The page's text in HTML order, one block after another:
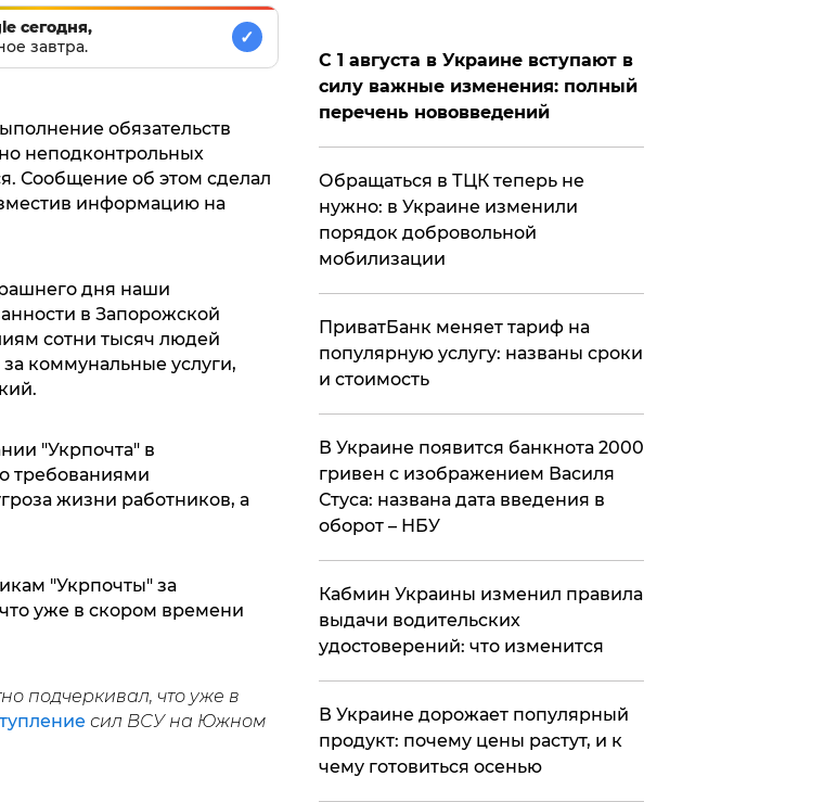
сегодня,
завтра.
✓
обязательств
неподконтрольных
Сообщение об этом сделал
информацию на
дня наши
в Запорожской
сотни тысяч людей
коммунальные услуги,
"Укрпочта" в
требованиями
жизни работников, а
"Укрпочты" за
уже в скором времени
подчеркивал, что уже в
сил ВСУ на Южном
С 1 августа в Украине вступают в
силу важные изменения: полный
перечень нововведений
Обращаться в ТЦК теперь не
нужно: в Украине изменили
порядок добровольной
мобилизации
ПриватБанк меняет тариф на
популярную услугу: названы сроки
и стоимость
В Украине появится банкнота 2000
гривен с изображением Василя
Стуса: названа дата введения в
оборот – НБУ
Кабмин Украины изменил правила
выдачи водительских
удостоверений: что изменится
В Украине дорожает популярный
продукт: почему цены растут, и к
чему готовиться осенью